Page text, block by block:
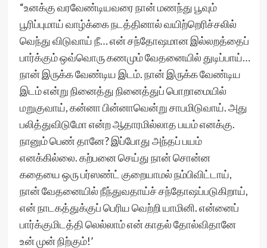
“உனக்கு வரவேண்டியவரை நான் மணந்து பூவும்
பூரிப்புமாய் வாழ்க்கை நடத்தினால் வயிற்றெரிச்சலில்
வெந்து விடுவாய் நீ… என் சந்தோஷமான இல்லறத்தைப்
பார்க்கும் ஒவ்வொரு கணமும் வேதனையில் துடிப்பாய்…
நான் இருக்க வேண்டிய இடம். நான் இருக்க வேண்டிய
இடம் என்று நினைத்து நினைத்துப் பொறாமையில்
மறுகுவாய், கன்னா பின்னாவென்று சாபமிடுவாய். அது
பலித்துவிடுமோ என்ற ஆதாரமில்லாத பயம் எனக்கு.
நானும் பெண் தானே? இப்போது அந்தப் பயம்
எனக்கில்லை. கற்பனை செய்து நான் சொன்ன
கதையை ஒரு பர்ஸண்ட் குறையாமல் நம்பிவிட்டாய்,
நான் வேதனையில் நீந்துவதாய்ச் சந்தோஷப்படுகிறாய்,
என் நாடகத்துக்குப் பெரிய வெற்றி யாமினி. என்னைப்
பார்க்குமிடத்தி லெல்லாம் என் காதல் தோல்விதானே
உன் முன் நிற்கும்!’